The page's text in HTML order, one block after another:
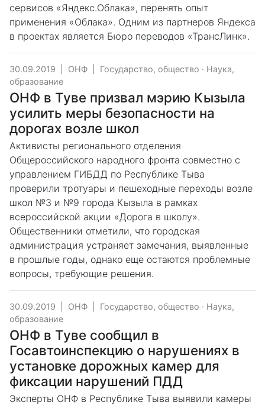
сервисов «Яндекс.Облака», перенять опыт
применения «Облака». Одним из партнеров Яндекса
в проектах является Бюро переводов «ТрансЛинк».
30.09.2019 ОНФ Государство, общество · Наука,
образование
ОНФ в Туве призвал мэрию Кызыла
усилить меры безопасности на
дорогах возле школ
Активисты регионального отделения
Общероссийского народного фронта совместно с
управлением ГИБДД по Республике Тыва
проверили тротуары и пешеходные переходы возле
школ №3 и №9 города Кызыла в рамках
всероссийской акции «Дорога в школу».
Общественники отметили, что городская
администрация устраняет замечания, выявленные
в прошлые годы, однако еще остаются проблемные
вопросы, требующие решения.
30.09.2019 ОНФ Государство, общество · Наука,
образование
ОНФ в Туве сообщил в
Госавтоинспекцию о нарушениях в
установке дорожных камер для
фиксации нарушений ПДД
Эксперты ОНФ в Республике Тыва выявили камеры